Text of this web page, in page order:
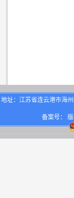
地址：江苏省连云港市海
备案号：